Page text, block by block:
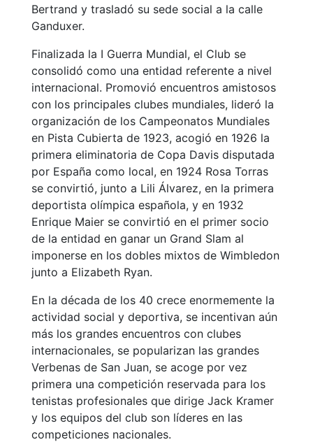
Normativa
Otros deportes
Área social
Activitats
Socials
Salidas
culturales
Conferencias
e
Inspirational
Talks
Calendario de
Actividades
Sociales
Juegos de
mesa
Peñas del Club
Wellness Center
Servicio de
fisiosalud
Bertrand y trasladó su sede social a la calle
Ganduxer.
Finalizada la I Guerra Mundial, el Club se
consolidó como una entidad referente a nivel
internacional. Promovió encuentros amistosos
con los principales clubes mundiales, lideró la
organización de los Campeonatos Mundiales
en Pista Cubierta de 1923, acogió en 1926 la
primera eliminatoria de Copa Davis disputada
por España como local, en 1924 Rosa Torras
se convirtió, junto a Lili Álvarez, en la primera
deportista olímpica española, y en 1932
Enrique Maier se convirtió en el primer socio
de la entidad en ganar un Grand Slam al
imponerse en los dobles mixtos de Wimbledon
junto a Elizabeth Ryan.
En la década de los 40 crece enormemente la
actividad social y deportiva, se incentivan aún
más los grandes encuentros con clubes
internacionales, se popularizan las grandes
Verbenas de San Juan, se acoge por vez
primera una competición reservada para los
tenistas profesionales que dirige Jack Kramer
y los equipos del club son líderes en las
competiciones nacionales.